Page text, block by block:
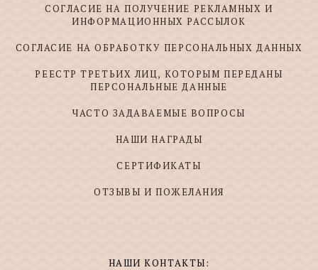
СОГЛАСИЕ НА ПОЛУЧЕНИЕ РЕКЛАМНЫХ И
ИНФОРМАЦИОННЫХ РАССЫЛОК
СОГЛАСИЕ НА ОБРАБОТКУ ПЕРСОНАЛЬНЫХ ДАННЫХ
РЕЕСТР ТРЕТЬИХ ЛИЦ, КОТОРЫМ ПЕРЕДАНЫ
ПЕРСОНАЛЬНЫЕ ДАННЫЕ
ЧАСТО ЗАДАВАЕМЫЕ ВОПРОСЫ
НАШИ НАГРАДЫ
СЕРТИФИКАТЫ
ОТЗЫВЫ И ПОЖЕЛАНИЯ
НАШИ КОНТАКТЫ: